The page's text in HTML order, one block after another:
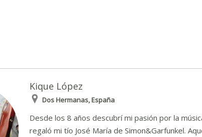
Kique López
Dos Hermanas, España
Desde los 8 años descubrí mi pasión por la
regaló mi tío José María de Simon&Garfunkel.